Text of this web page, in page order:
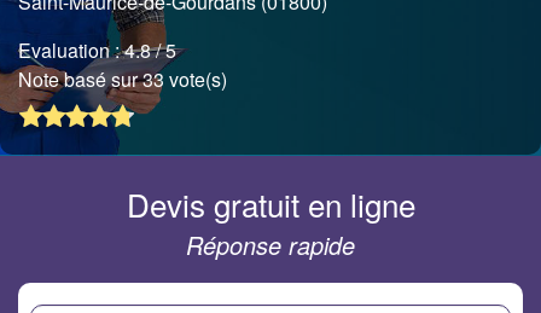
Evaluation :4.8/ 5
Note basé sur 33 vote(s)
Devis gratuit en ligne
Réponse rapide